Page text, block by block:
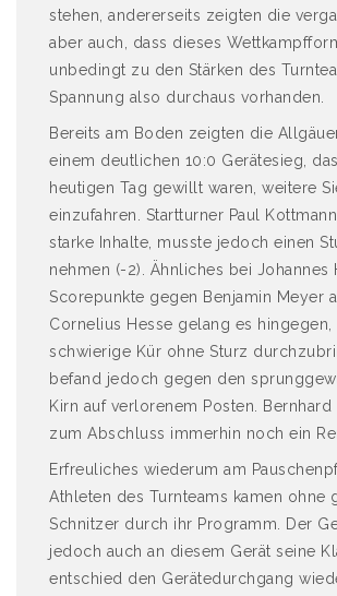
stehen, andererseits zeigten die
aber auch, dass dieses
unbedingt zu den Stärken des
Spannung also durchaus vorhanden.
Bereits am Boden zeigten die
einem deutlichen 10:0 Gerätesieg,
heutigen Tag gewillt waren, weitere
einzufahren. Startturner Paul
starke Inhalte, musste jedoch einen
nehmen (-2). Ähnliches bei Johannes
Scorepunkte gegen Benjamin Meyer
Cornelius Hesse gelang es hingegen,
schwierige Kür ohne Sturz
befand jedoch gegen den
Kirn auf verlorenem Posten. Bernhard
zum Abschluss immerhin noch ein
Erfreuliches wiederum am
Athleten des Turnteams kamen ohne
Schnitzer durch ihr Programm. Der
jedoch auch an diesem Gerät seine
entschied den Gerätedurchgang